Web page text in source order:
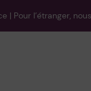
| Pour l’étranger,